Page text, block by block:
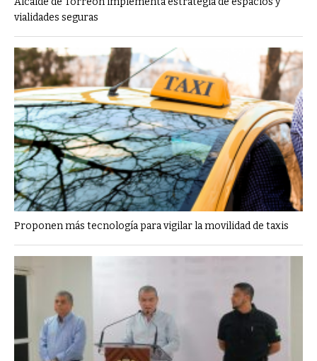
vialidades seguras
Proponen más tecnología para vigilar la movilidad de taxis